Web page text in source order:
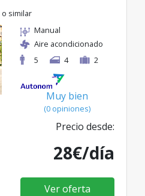
o similar
Manual
Aire acondicionado
5
4 2
Muy bien
(0 opiniones)
Precio desde:
28€/día
Ver oferta